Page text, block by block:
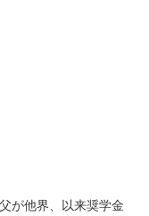
が他界、以来奨学金